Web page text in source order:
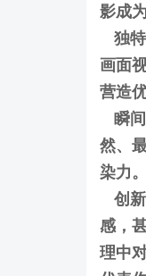
影成
独特
画面
营造
瞬间
然、
染力。
创新
感，
理中